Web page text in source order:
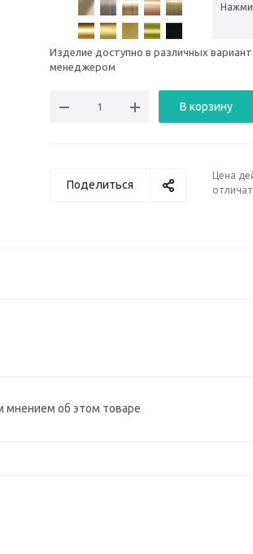
Изделие доступно в различных
менеджером
В корзину
Поделиться
Цена
мнением об этом товаре